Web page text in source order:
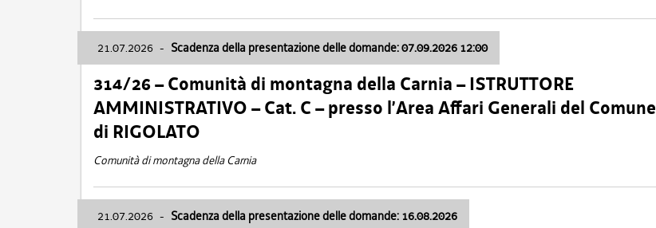
21.07.2026 - Scadenza della presentazione delle domande: 07.09.2026 12:00
314/26 – Comunità di montagna della Carnia – ISTRUTTORE
AMMINISTRATIVO – Cat. C – presso l’Area Affari Generali del Comune
di RIGOLATO
Comunità di montagna della Carnia
21.07.2026 - Scadenza della presentazione delle domande: 16.08.2026